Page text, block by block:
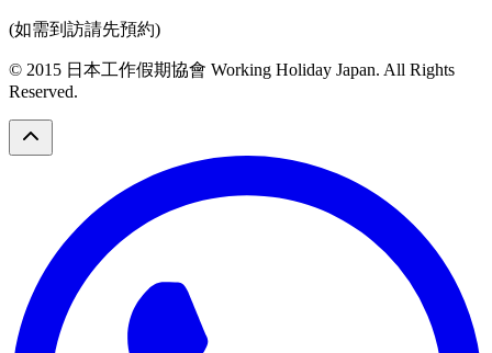
(如需到訪請先預約)
© 2015 日本工作假期協會 Working Holiday Japan. All Rights
Reserved.